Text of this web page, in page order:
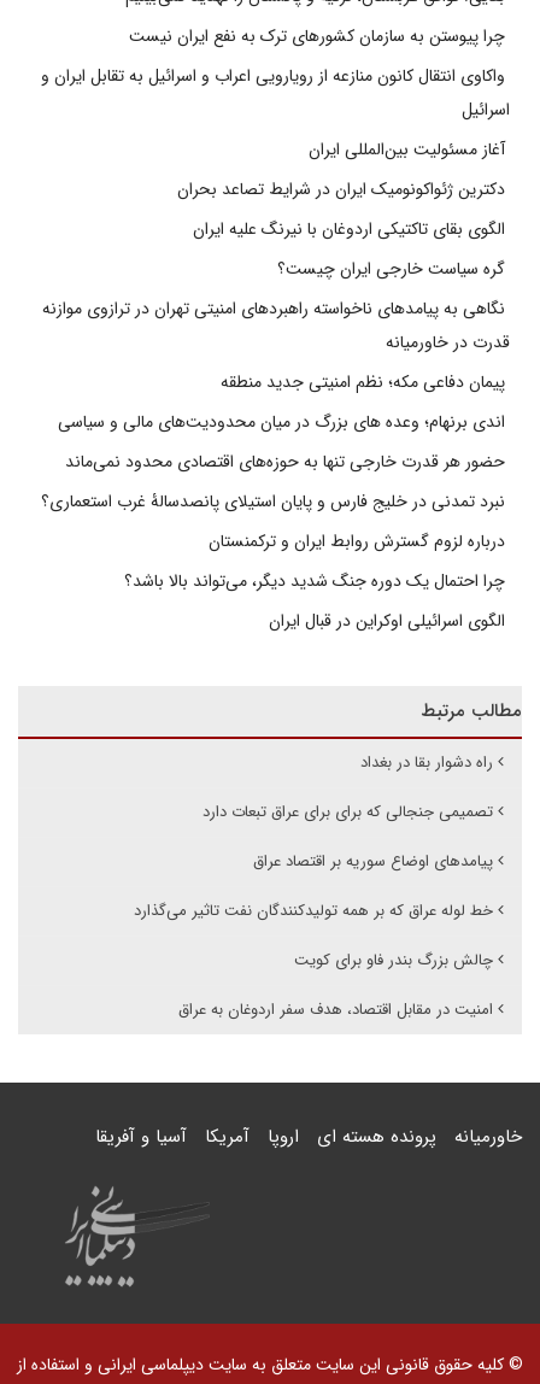
چرا پیوستن به سازمان کشورهای ترک به نفع ایران نیست
واکاوی انتقال کانون منازعه از رویارویی اعراب و اسرائیل به تقابل ایران و
اسرائیل
آغاز مسئولیت بین‌المللی ایران
دکترین ژئواکونومیک ایران در شرایط تصاعد بحران
الگوی بقای تاکتیکی اردوغان با نیرنگ علیه ایران
گره سیاست خارجی ایران چیست؟
نگاهی به پیامدهای ناخواسته راهبردهای امنیتی تهران در ترازوی موازنه
قدرت در خاورمیانه
پیمان دفاعی مکه؛ نظم امنیتی جدید منطقه
اندی برنهام؛ وعده های بزرگ در میان محدودیت‌های مالی و سیاسی
حضور هر قدرت خارجی تنها به حوزه‌های اقتصادی محدود نمی‌ماند
نبرد تمدنی در خلیج فارس و پایان استیلای پانصدسالۀ غرب استعماری؟
درباره لزوم گسترش روابط ایران و ترکمنستان
چرا احتمال یک دوره جنگ شدید دیگر، می‌تواند بالا باشد؟
الگوی اسرائیلی اوکراین در قبال ایران
مطالب مرتبط
راه دشوار بقا در بغداد
تصمیمی جنجالی که برای برای عراق تبعات دارد
پیامدهای اوضاع سوریه بر اقتصاد عراق
خط لوله عراق که بر همه تولیدکنندگان نفت تاثیر می‌گذارد
چالش بزرگ بندر فاو برای کویت
امنیت در مقابل اقتصاد، هدف سفر اردوغان به عراق
خاورمیانه پرونده هسته ای اروپا آمریکا آسیا و آفریقا
© کلیه حقوق قانونی این سایت متعلق به سایت دیپلماسی ایرانی و استفاده از